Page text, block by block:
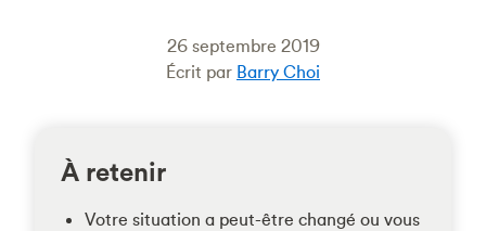
26 septembre 2019
Écrit par Barry Choi
À retenir
Votre situation a peut-être changé ou vous